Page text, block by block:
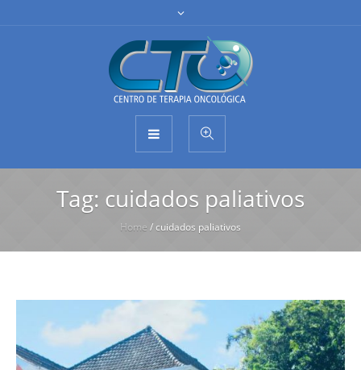
Tag: cuidados paliativos
Home / cuidados paliativos